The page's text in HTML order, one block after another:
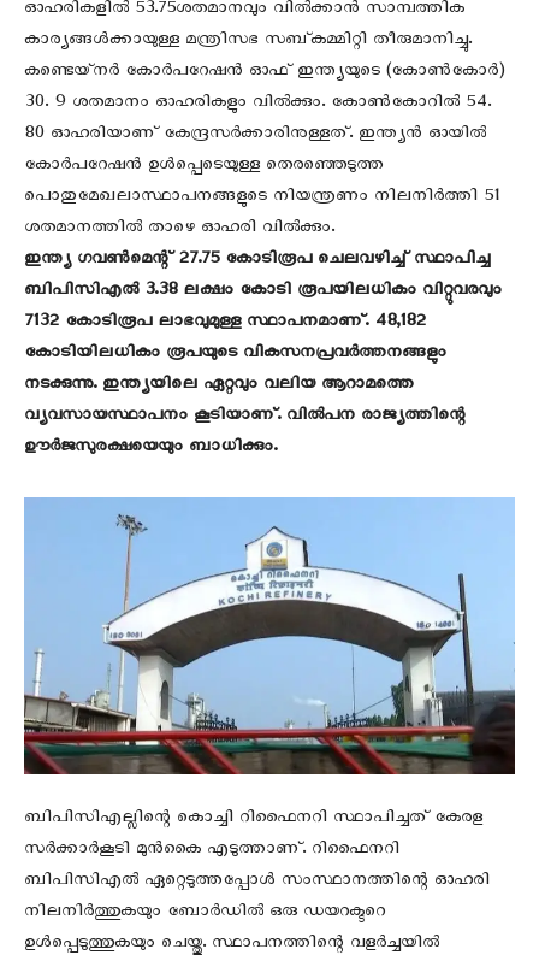
ഓഹരികളിൽ 53.75ശതമാനവും വിൽക്കാൻ സാമ്പത്തിക
കാര്യങ്ങൾക്കായുള്ള മന്ത്രിസഭ സബ്‌കമ്മിറ്റി തീരുമാനിച്ചു.
കണ്ടെയ്‌നർ കോർപറേഷൻ ഓഫ്‌ ഇന്ത്യയുടെ (കോൺകോർ)
30. 9 ശതമാനം ഓഹരികളും വിൽക്കും. കോൺകോറിൽ 54.
80 ഓഹരിയാണ്‌ കേന്ദ്രസർക്കാരിനുള്ളത്‌. ഇന്ത്യൻ ഓയിൽ
കോർപറേഷൻ ഉൾപ്പെടെയുള്ള തെരഞ്ഞെടുത്ത
പൊതുമേഖലാസ്ഥാപനങ്ങളുടെ നിയന്ത്രണം നിലനിർത്തി 51
ശതമാനത്തിൽ താഴെ ഓഹരി വിൽക്കും.
ഇന്ത്യ ഗവൺമെന്റ്‌ 27.75 കോടിരൂപ ചെലവഴിച്ച് സ്ഥാപിച്ച
ബിപിസിഎൽ 3.38 ലക്ഷം കോടി രൂപയിലധികം വിറ്റുവരവും
7132 കോടിരൂപ ലാഭവുമുള്ള സ്ഥാപനമാണ്‌. 48,182
കോടിയിലധികം രൂപയുടെ വികസനപ്രവർത്തനങ്ങളും
നടക്കുന്നു. ഇന്ത്യയിലെ ഏറ്റവും വലിയ ആറാമത്തെ
വ്യവസായസ്ഥാപനം കൂടിയാണ്‌. വിൽപന രാജ്യത്തിന്റെ
ഊർജസുരക്ഷയെയും ബാധിക്കും.
ബിപിസിഎല്ലിന്റെ കൊച്ചി റിഫൈനറി സ്ഥാപിച്ചത് കേരള
സർക്കാർകൂടി മുൻകൈ എടുത്താണ്. റിഫൈനറി
ബിപിസിഎൽ ഏറ്റെടുത്തപ്പോൾ സംസ്ഥാനത്തിന്റെ ഓഹരി
നിലനിർത്തുകയും ബോർഡിൽ ഒരു ഡയറക്ടറെ
ഉൾപ്പെടുത്തുകയും ചെയ്തു. സ്ഥാപനത്തിന്റെ വളർച്ചയിൽ